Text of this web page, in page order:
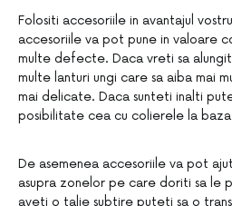
Folositi accesoriile in avantajul
accesoriile va pot pune in valoare
multe defecte. Daca vreti sa
multe lanturi ungi care sa aiba mai
mai delicate. Daca sunteti inalti
posibilitate cea cu colierele la
De asemenea accesoriile va pot
asupra zonelor pe care doriti sa le
aveti o talie subtire puteti sa o